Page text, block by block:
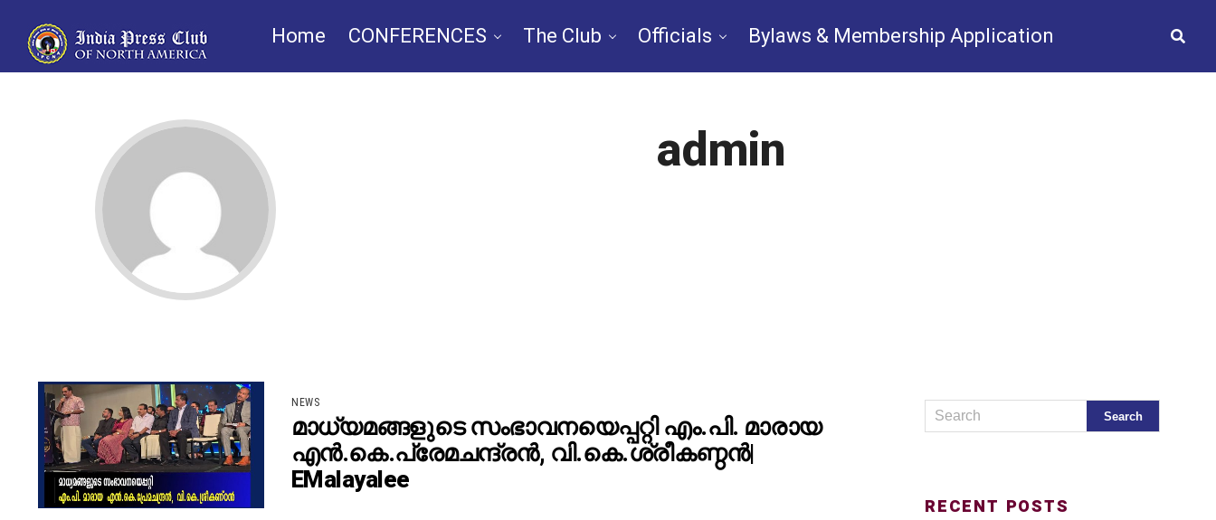
Home CONFERENCES The Club Officials Bylaws & Membership Application
admin
NEWS
മാധ്യമങ്ങളുടെ സംഭാവനയെപ്പറ്റി എം.പി. മാരായ
എന്‍.കെ.പ്രേമചന്ദ്രന്‍, വി.കെ.ശ്രീകണ്ഠന്‍|
EMalayalee
RECENT POSTS